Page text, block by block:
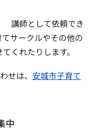
頼でき
サークルやその他の
くれたりします。
せは、 安城市子育て
中